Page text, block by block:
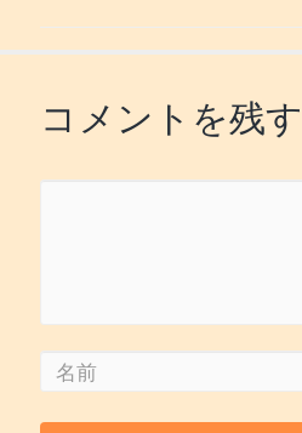
コメントを残す